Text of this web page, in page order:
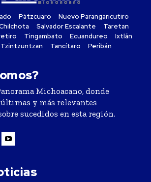
Pátzcuaro
Nuevo Parangaricutiro
Salvador Escalante
Taretan
Tingambato Ecuandureo
Ixtlán
Tzintzuntzan Tancítaro Peribán
Michoacano, donde
y más relevantes
sucedidos en esta región.